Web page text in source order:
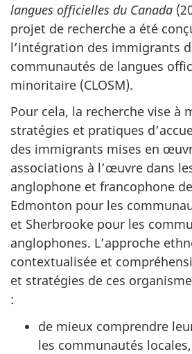
langues officielles du Canada
projet de recherche a été
l’intégration des immigrants
communautés de langues
minoritaire (CLOSM).
Pour cela, la recherche vise à
stratégies et pratiques
des immigrants mises en
associations à l’œuvre dans
anglophone et francophone
Edmonton pour les
et Sherbrooke pour les
anglophones. L’approche
contextualisée et
et stratégies de ces
:
de mieux comprendre
les communautés locales,